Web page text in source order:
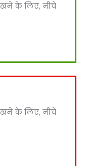
के लिए, नीचे
के लिए, नीचे